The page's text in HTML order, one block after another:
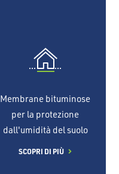
Membrane bituminose
per la protezione
dall'umidità del suolo
SCOPRI DI PIÙ